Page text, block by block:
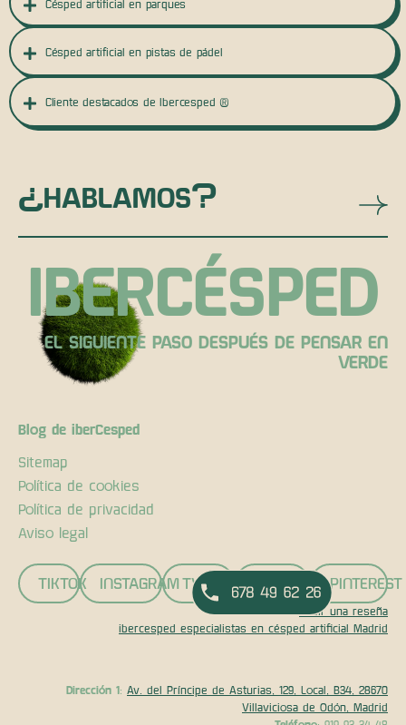
Césped artificial en parques
Césped artificial en pistas de pádel
Cliente destacados de Ibercesped ®
¿HABLAMOS?
IBERCÉSPED
EL SIGUIENTE PASO DESPUÉS DE PENSAR EN
VERDE
Blog de iberCesped
Sitemap
Política de cookies
Política de privacidad
Aviso legal
TIKTOK INSTAGRAM TWITTER FACEBOOK PINTEREST
Pedir una reseña
ibercesped especialistas en césped artificial Madrid
Dirección 1 : Av. del Príncipe de Asturias, 129, Local, B34, 28670
Villaviciosa de Odón, Madrid